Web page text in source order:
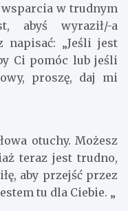
w trudnym
abyś wyraził/-a
napisać: „Jeśli jest
Ci pomóc lub jeśli
proszę, daj mi
otuchy. Możesz
teraz jest trudno,
aby przejść przez
tu dla Ciebie. „